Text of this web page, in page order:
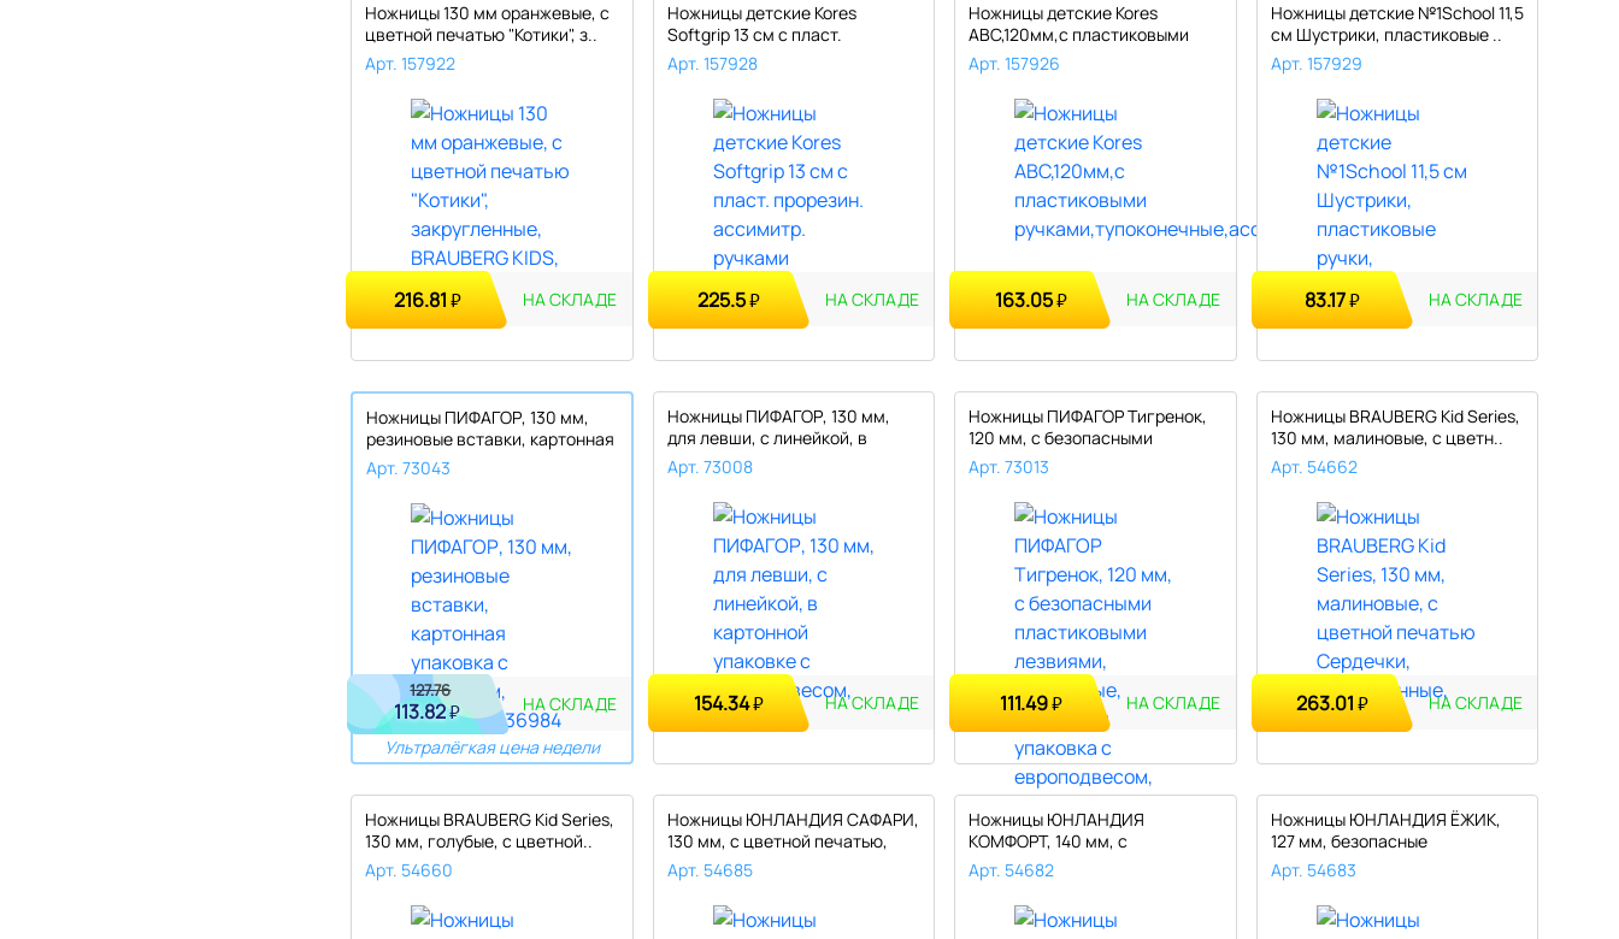
Ножницы 130 мм оранжевые, с
цветной печатью "Котики", з..
Арт. 157922
216.81 ₽ НА СКЛАДЕ
Ножницы детские Kores
Softgrip 13 см с пласт.
прорезин...
Арт. 157928
225.5₽ НА СКЛАДЕ
Ножницы детские Kores
ABC,120мм,с пластиковыми
ручками,..
Арт. 157926
163.05₽ НА СКЛАДЕ
Ножницы детские №1School 11,5
см Шустрики, пластиковые ..
Арт. 157929
83.17₽ НА СКЛАДЕ
Ножницы ПИФАГОР, 130 мм,
резиновые вставки, картонная
у..
Арт. 73043
127.76
113.82₽
НА СКЛАДЕ
Ультралёгкая цена недели
Ножницы ПИФАГОР, 130 мм,
для левши, с линейкой, в
карто..
Арт. 73008
154.34₽ НА СКЛАДЕ
Ножницы ПИФАГОР Тигренок,
120 мм, с безопасными
пластик..
Арт. 73013
111.49₽ НА СКЛАДЕ
Ножницы BRAUBERG Kid Series,
130 мм, малиновые, с цветн..
Арт. 54662
263.01₽ НА СКЛАДЕ
Ножницы BRAUBERG Kid Series,
130 мм, голубые, с цветной..
Арт. 54660
Ножницы ЮНЛАНДИЯ САФАРИ,
130 мм, с цветной печатью,
кар..
Арт. 54685
Ножницы ЮНЛАНДИЯ
КОМФОРТ, 140 мм, с
усилителем, пластик..
Арт. 54682
Ножницы ЮНЛАНДИЯ ЁЖИК,
127 мм, безопасные
пластиковые л..
Арт. 54683